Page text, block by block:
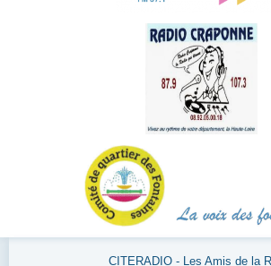
CITERADIO - Les Amis de la